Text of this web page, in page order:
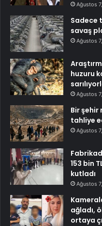
Ağustos
Sadece
savaş
Ağustos
huzuru
Ağustos
Bir
tahliye
Ağustos
153 bin
kutladı
Ağustos
ağladı,
ortaya